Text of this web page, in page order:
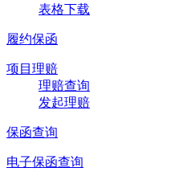
表格下载
履约保函
项目理赔
理赔查询
发起理赔
保函查询
电子保函查询